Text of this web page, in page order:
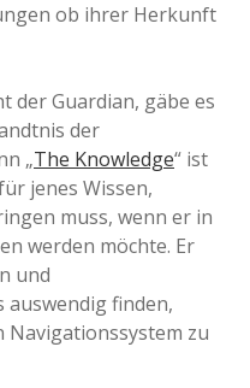
ob ihrer Herkunft
der Guardian, gäbe es
der
„The Knowledge“ ist
jenes Wissen,
muss, wenn er in
werden möchte. Er
und
finden,
Navigationssystem zu